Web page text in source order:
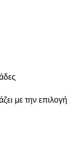
με την επιλογή